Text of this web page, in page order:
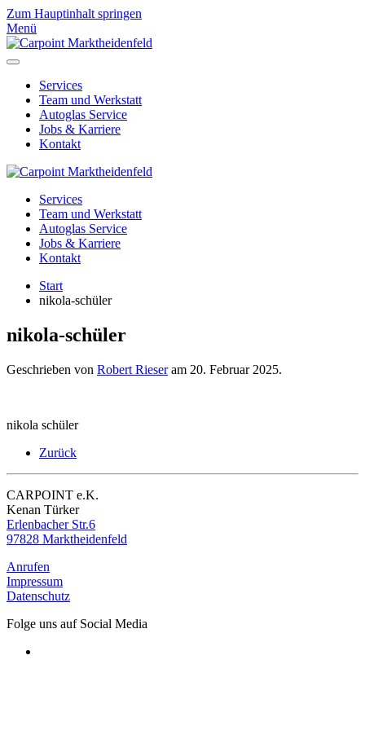
Zum Hauptinhalt springen
Menü
Services
Team und Werkstatt
Autoglas Service
Jobs & Karriere
Kontakt
Services
Team und Werkstatt
Autoglas Service
Jobs & Karriere
Kontakt
Start
nikola-schüler
nikola-schüler
Geschrieben von Robert Rieseram 20. Februar 2025.
nikola schüler
Zurück
CARPOINT e.K.
Kenan Türker
Erlenbacher Str.6
97828 Marktheidenfeld
Anrufen
Impressum
Datenschutz
Folge uns auf Social Media